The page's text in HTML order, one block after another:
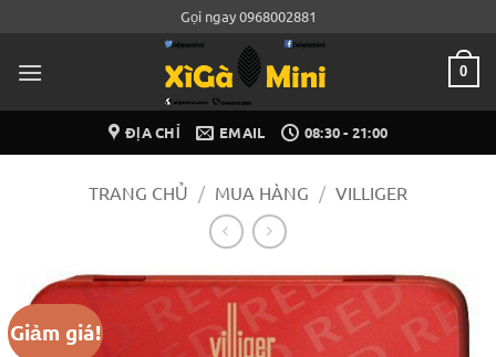
nội
Gọi ngay 0968002881
0
ĐỊA CHỈ EMAIL 08:30 - 21:00
TRANG CHỦ / MUA HÀNG / VILLIGER
Giảm giá!